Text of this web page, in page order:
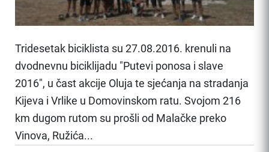
Tridesetak biciklista su 27.08.2016. krenuli na
dvodnevnu biciklijadu "Putevi ponosa i slave
2016", u čast akcije Oluja te sjećanja na stradanja
Kijeva i Vrlike u Domovinskom ratu. Svojom 216
km dugom rutom su prošli od Malačke preko
Vinova, Ružića...